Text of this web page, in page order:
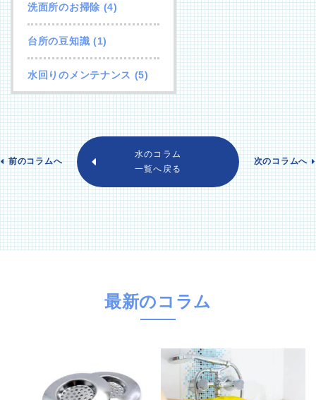
洗面所のお掃除 (4)
台所の豆知識 (1)
水回りのメンテナンス (5)
前のコラムへ
水のコラム
一覧へ戻る
次のコラムへ
最新のコラム